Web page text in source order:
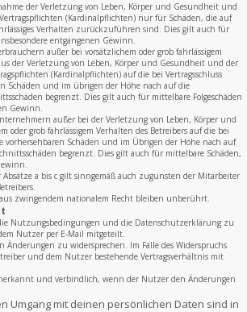
der Verletzung von Leben, Körper und Gesundheit und
(Kardinalpflichten) nur für Schäden, die auf
Verhalten zurückzuführen sind. Dies gilt auch für
entgangenen Gewinn.
außer bei vorsätzlichem oder grob fahrlässigem
der Verletzung von Leben, Körper und Gesundheit und der
(Kardinalpflichten) auf die bei Vertragsschluss
Schäden und im übrigen der Höhe nach auf die
begrenzt. Dies gilt auch für mittelbare Folgeschäden
Gewinn.
außer bei der Verletzung von Leben, Körper und
oder grob fahrlässigem Verhalten des Betreibers auf die bei
vorhersehbaren Schäden und im Übrigen der Höhe nach auf
begrenzt. Dies gilt auch für mittelbare Schäden,
a bis c gilt sinngemäß auch zugunsten der Mitarbeiter
zwingendem nationalem Recht bleiben unberührt.
Nutzungsbedingungen und die Datenschutzerklärung zu
Nutzer per E-Mail mitgeteilt.
Änderungen zu widersprechen. Im Falle des Widerspruchs
und dem Nutzer bestehende Vertragsverhältnis mit
und verbindlich, wenn der Nutzer den Änderungen
Umgang mit deinen persönlichen Daten sind in